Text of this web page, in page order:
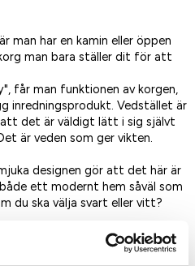
man har en kamin eller öppen
man bara ställer dit för att
får man funktionen av korgen,
inredningsprodukt. Vedstället är
det är väldigt lätt i sig självt
är veden som ger vikten.
designen gör att det här är
ett modernt hem såväl som
du ska välja svart eller vitt?